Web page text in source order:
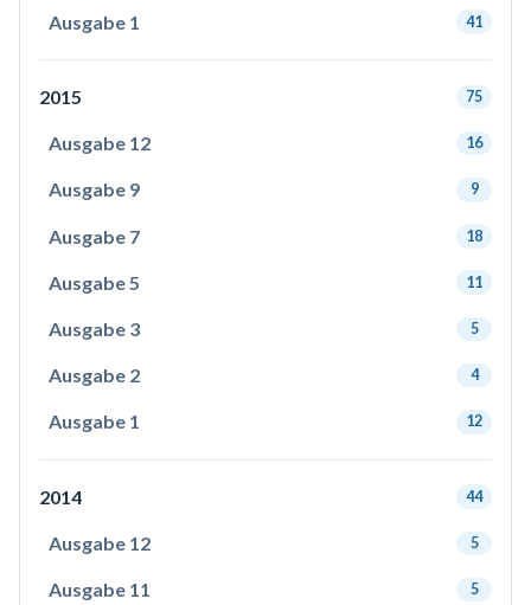
Ausgabe 1 41
2015 75
Ausgabe 12 16
Ausgabe 9 9
Ausgabe 7 18
Ausgabe 5 11
Ausgabe 3 5
Ausgabe 2 4
Ausgabe 1 12
2014 44
Ausgabe 12 5
Ausgabe 11 5